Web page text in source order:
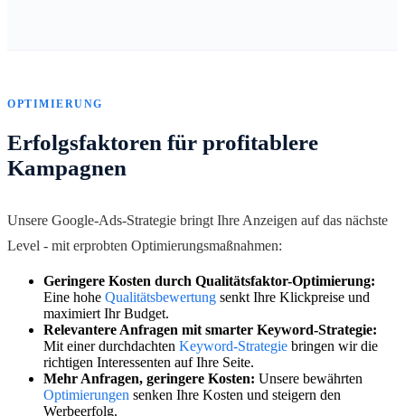
OPTIMIERUNG
Erfolgsfaktoren für profitablere
Kampagnen
Unsere Google-Ads-Strategie bringt Ihre Anzeigen auf das nächste
Level - mit erprobten Optimierungsmaßnahmen:
Geringere Kosten durch Qualitätsfaktor-Optimierung:
Eine hohe Qualitätsbewertung senkt Ihre Klickpreise und
maximiert Ihr Budget.
Relevantere Anfragen mit smarter Keyword-Strategie:
Mit einer durchdachten Keyword-Strategie bringen wir die
richtigen Interessenten auf Ihre Seite.
Mehr Anfragen, geringere Kosten: Unsere bewährten
Optimierungen senken Ihre Kosten und steigern den
Werbeerfolg.